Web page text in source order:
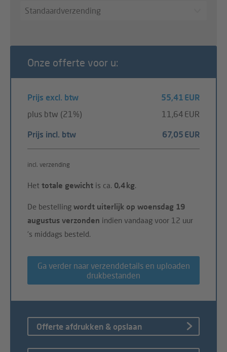
Standaardverzending
Onze offerte voor u:
Prijs excl. btw
55,41 EUR
plus btw (21%)
11,64 EUR
Prijs incl. btw 67,05 EUR
incl. verzending
Het totale gewicht is ca. 0,4 kg.
De bestelling wordt uiterlijk op woensdag 19
augustus verzonden indien vandaag voor 12 uur
's middags besteld.
Ga verder naar verzenddetails en uploaden
drukbestanden
Offerte afdrukken & opslaan